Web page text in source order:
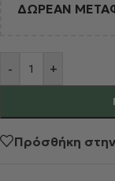
ΔΩΡΕΑΝ
- +
Alternative:
Πρόσθήκη στην